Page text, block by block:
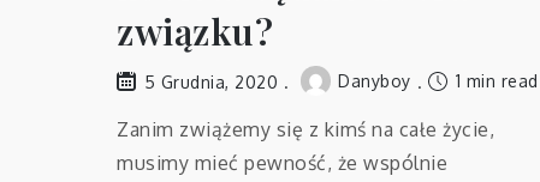
związku?
5 Grudnia, 2020 Danyboy 1 min read
Zanim zwiążemy się z kimś na całe życie,
musimy mieć pewność, że wspólnie